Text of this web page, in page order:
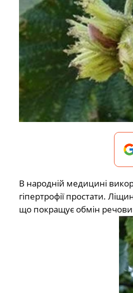
В народній медицині
гіпертрофії простати.
що покращує обмін